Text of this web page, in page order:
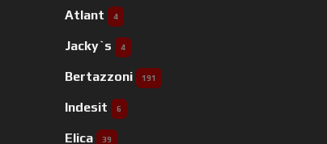
Atlant 4
Jacky`s 4
Bertazzoni 191
Indesit 6
Elica 39